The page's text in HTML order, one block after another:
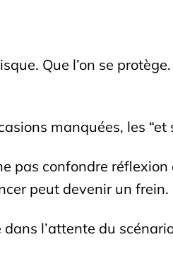
Que l’on se
manquées, les “et
pas confondre
peut devenir un frein.
l’attente du